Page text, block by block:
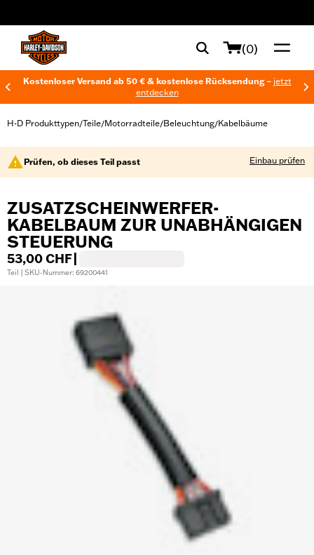
(0)
Kostenloser Versand ab 50 € & kostenlose Rücksendung – jetzt
entdecken
H-D Produkttypen/Teile/Motorradteile/Beleuchtung/Kabelbäume
Prüfen, ob dieses Teil passt Einbau prüfen
ZUSATZSCHEINWERFER-
KABELBAUM ZUR UNABHÄNGIGEN
STEUERUNG
53,00 CHF
Teil | SKU-Nummer: 69200441